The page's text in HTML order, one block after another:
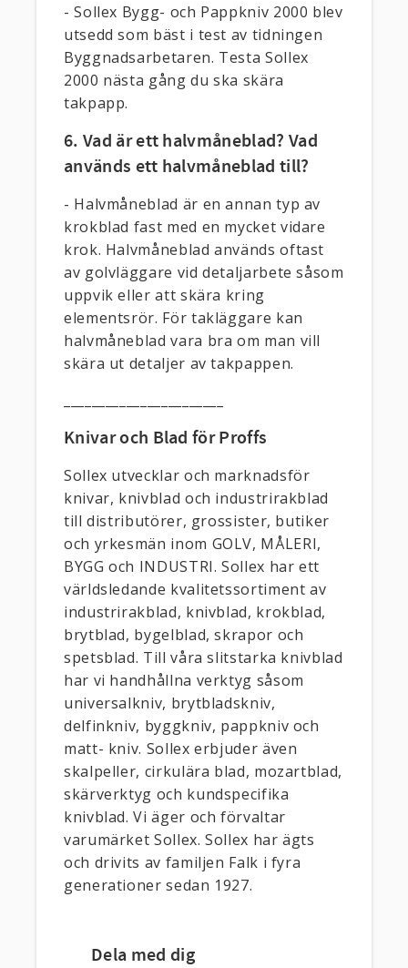
- Sollex Bygg- och Pappkniv 2000 blev
utsedd som bäst i test av tidningen
Byggnadsarbetaren. Testa Sollex
2000 nästa gång du ska skära
takpapp.
6. Vad är ett halvmåneblad? Vad
används ett halvmåneblad till?
- Halvmåneblad är en annan typ av
krokblad fast med en mycket vidare
krok. Halvmåneblad används oftast
av golvläggare vid detaljarbete såsom
uppvik eller att skära kring
elementsrör. För takläggare kan
halvmåneblad vara bra om man vill
skära ut detaljer av takpappen.
Knivar och Blad för Proffs
Sollex utvecklar och marknadsför
knivar, knivblad och industrirakblad
till distributörer, grossister, butiker
och yrkesmän inom GOLV, MÅLERI,
BYGG och INDUSTRI. Sollex har ett
världsledande kvalitetssortiment av
industrirakblad, knivblad, krokblad,
brytblad, bygelblad, skrapor och
spetsblad. Till våra slitstarka knivblad
har vi handhållna verktyg såsom
universalkniv, brytbladskniv,
delfinkniv, byggkniv, pappkniv och
matt- kniv. Sollex erbjuder även
skalpeller, cirkulära blad, mozartblad,
skärverktyg och kundspecifika
knivblad. Vi äger och förvaltar
varumärket Sollex. Sollex har ägts
och drivits av familjen Falk i fyra
generationer sedan 1927.
Dela med dig